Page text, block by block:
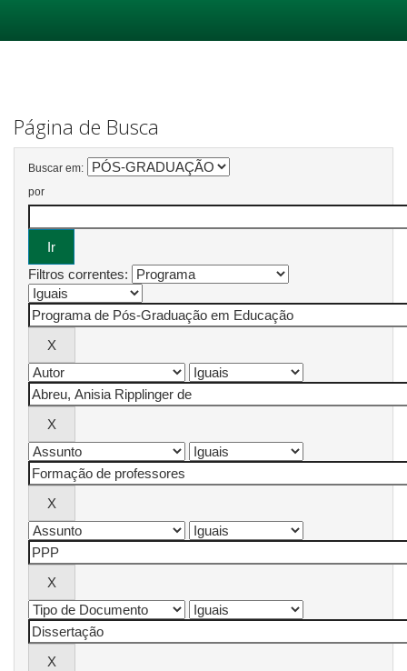
Página de Busca
Buscar em:
por
Filtros correntes: